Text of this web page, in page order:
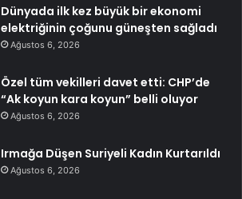
Dünyada ilk kez büyük bir ekonomi
elektriğinin çoğunu güneşten sağladı
Ağustos 6, 2026
Özel tüm vekilleri davet etti: CHP’de
“Ak koyun kara koyun” belli oluyor
Ağustos 6, 2026
Irmağa Düşen Suriyeli Kadın Kurtarıldı
Ağustos 6, 2026